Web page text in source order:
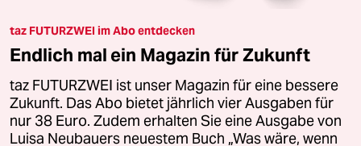
taz FUTURZWEI im Abo entdecken
Endlich mal ein Magazin für Zukunft
taz FUTURZWEI ist unser Magazin für eine bessere
Zukunft. Das Abo bietet jährlich vier Ausgaben für
nur 38 Euro. Zudem erhalten Sie eine Ausgabe von
Luisa Neubauers neuestem Buch „Was wäre, wenn